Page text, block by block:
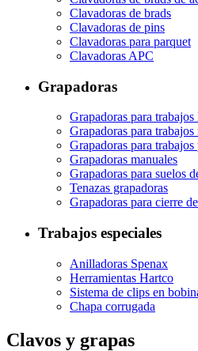
Clavadoras de brads
Clavadoras de pins
Clavadoras para parquet
Clavadoras APC
Grapadoras
Grapadoras para trabajos
Grapadoras para trabajos
Grapadoras para trabajos
Grapadoras manuales
Grapadoras para suelos
Tenazas grapadoras
Grapadoras para cierre
Trabajos especiales
Anilladoras Spenax
Herramientas Hartco
Sistema de clips en
Chapa corrugada
Clavos y grapas